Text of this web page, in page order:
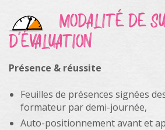
MODALITÉ DE
D'ÉVALUATION
Présence & réussite
Feuilles de présences signées
formateur par demi-journée,
Auto-positionnement avant et